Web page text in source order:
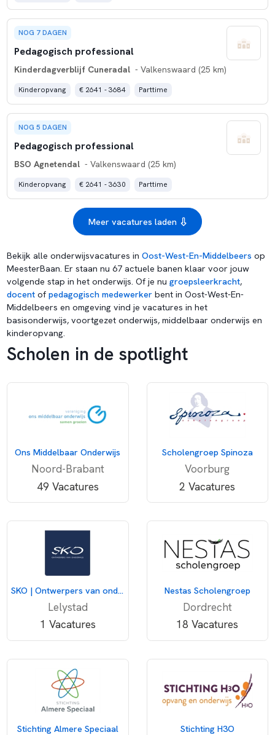
NOG 7 DAGEN
Pedagogisch professional
Kinderdagverblijf Cuneradal - Valkenswaard (25 km)
Kinderopvang € 2641 - 3684 Parttime
NOG 5 DAGEN
Pedagogisch professional
BSO Agnetendal - Valkenswaard (25 km)
Kinderopvang € 2641 - 3630 Parttime
Meer vacatures laden
Bekijk alle onderwijsvacatures in Oost-West-En-Middelbeers op
MeesterBaan. Er staan nu 67 actuele banen klaar voor jouw
volgende stap in het onderwijs. Of je nu groepsleerkracht,
docentof pedagogisch medewerkerbent in Oost-West-En-
Middelbeers en omgeving vind je vacatures in het
basisonderwijs, voortgezet onderwijs, middelbaar onderwijs en
kinderopvang.
Scholen in de spotlight
Ons Middelbaar Onderwijs
Noord-Brabant
49 Vacatures
Scholengroep Spinoza
Voorburg
2 Vacatures
SKO | Ontwerpers van onderwijs
Lelystad
1 Vacatures
Nestas Scholengroep
Dordrecht
18 Vacatures
Stichting Almere Speciaal Stichting H3O